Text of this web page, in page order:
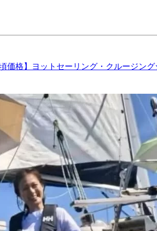
価格】ヨットセーリング・クルージン